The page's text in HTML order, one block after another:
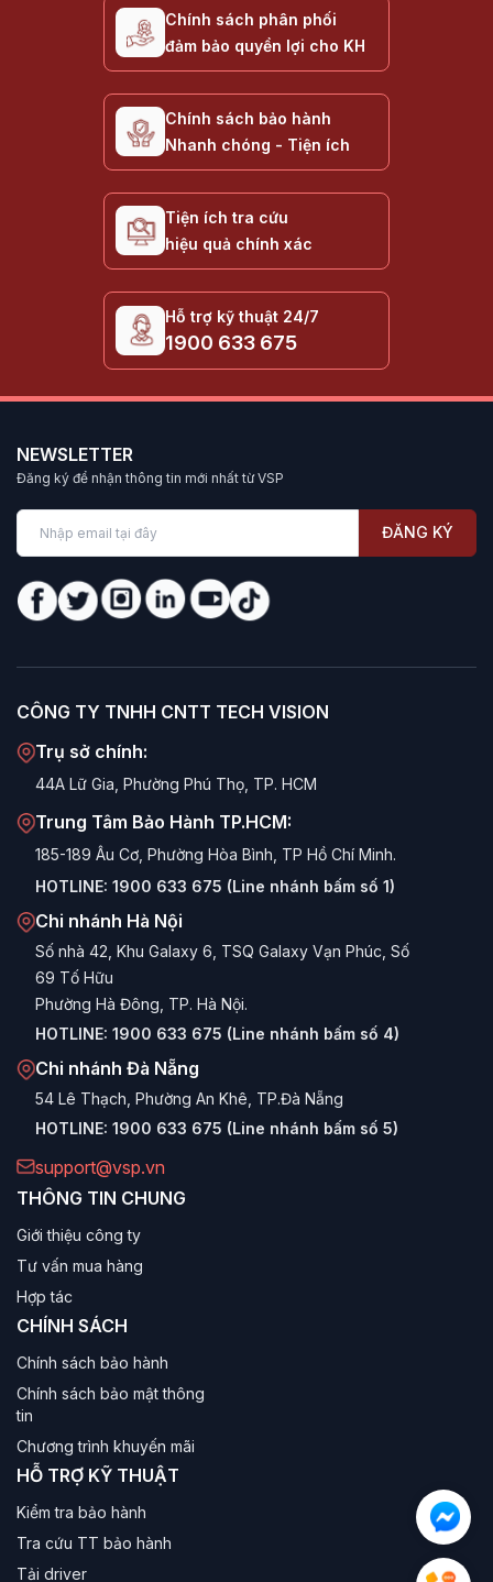
Chính sách phân phối
đảm bảo quyền lợi cho KH
Chính sách bảo hành
Nhanh chóng - Tiện ích
Tiện ích tra cứu
hiệu quả chính xác
Hỗ trợ kỹ thuật 24/7
1900 633 675
NEWSLETTER
Đăng ký để nhận thông tin mới nhất từ VSP
ĐĂNG KÝ
CÔNG TY TNHH CNTT TECH VISION
Trụ sở chính:
44A Lữ Gia, Phường Phú Thọ, TP. HCM
Trung Tâm Bảo Hành TP.HCM:
185-189 Âu Cơ, Phường Hòa Bình, TP Hồ Chí Minh.
HOTLINE: 1900 633 675 (Line nhánh bấm số 1)
Chi nhánh Hà Nội
Số nhà 42, Khu Galaxy 6, TSQ Galaxy Vạn Phúc, Số
69 Tố Hữu
Phường Hà Đông, TP. Hà Nội.
HOTLINE: 1900 633 675 (Line nhánh bấm số 4)
Chi nhánh Đà Nẵng
54 Lê Thạch, Phường An Khê, TP.Đà Nẵng
HOTLINE: 1900 633 675 (Line nhánh bấm số 5)
support@vsp.vn
THÔNG TIN CHUNG
Giới thiệu công ty
Tư vấn mua hàng
Hợp tác
CHÍNH SÁCH
Chính sách bảo hành
Chính sách bảo mật thông
tin
Chương trình khuyến mãi
HỖ TRỢ KỸ THUẬT
Kiểm tra bảo hành
Tra cứu TT bảo hành
Tải driver